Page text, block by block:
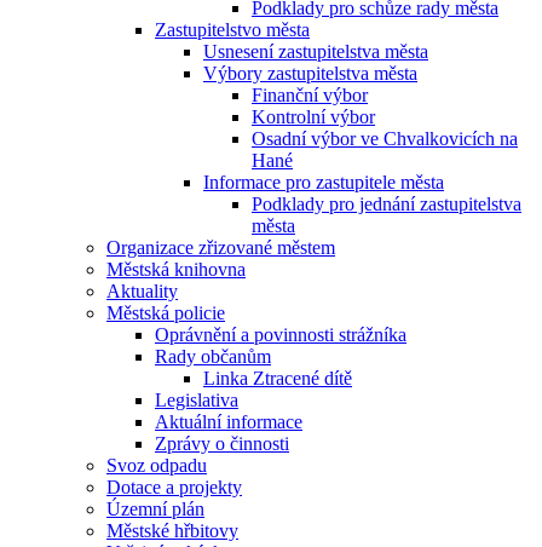
Podklady pro schůze rady města
Zastupitelstvo města
Usnesení zastupitelstva města
Výbory zastupitelstva města
Finanční výbor
Kontrolní výbor
Osadní výbor ve Chvalkovicích na
Hané
Informace pro zastupitele města
Podklady pro jednání zastupitelstva
města
Organizace zřizované městem
Městská knihovna
Aktuality
Městská policie
Oprávnění a povinnosti strážníka
Rady občanům
Linka Ztracené dítě
Legislativa
Aktuální informace
Zprávy o činnosti
Svoz odpadu
Dotace a projekty
Územní plán
Městské hřbitovy